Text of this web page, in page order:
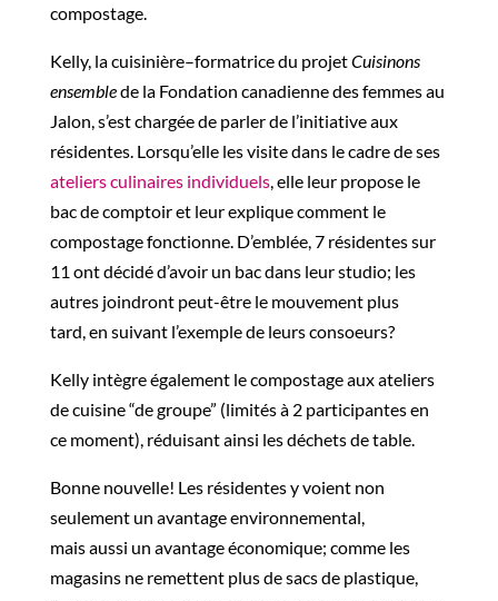
compostage.
Kelly, la cuisinière–formatrice du projetCuisinons
ensemblede la Fondation canadienne des femmesau
Jalon s’estchargée de parler de l’initiativeaux
résidentes. Lorsqu’elle les visite dans le cadre de ses
ateliers culinaires individuels, elle leur propose le
bac de comptoir et leur explique comment le
compostage fonctionne. D’emblée, 7 résidentes sur
11 ont décidé d’avoir un bac dans leur studio; les
autres joindront peut-être le mouvement plus
tard en suivant l’exemple de leursconsoeurs?
Kelly intègre également le compostage aux ateliers
de cuisine “de groupe” (limités à 2 participantes en
ce moment) , réduisant ainsi les déchets de table.
Bonne nouvelle! L es résidentes y voient non
seulement un avantage environnemental,
maisaussi un avantage économique; comme les
magasins ne remettent plus de sacs de plastique,